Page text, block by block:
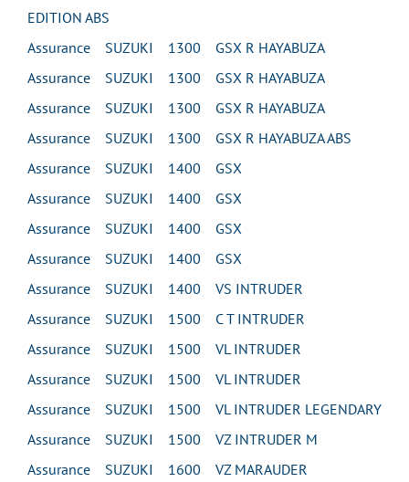
EDITION ABS
Assurance SUZUKI 1300 GSX R HAYABUZA
Assurance SUZUKI 1300 GSX R HAYABUZA
Assurance SUZUKI 1300 GSX R HAYABUZA
Assurance SUZUKI 1300 GSX R HAYABUZA ABS
Assurance SUZUKI 1400 GSX
Assurance SUZUKI 1400 GSX
Assurance SUZUKI 1400 GSX
Assurance SUZUKI 1400 GSX
Assurance SUZUKI 1400 VS INTRUDER
Assurance SUZUKI 1500 C T INTRUDER
Assurance SUZUKI 1500 VL INTRUDER
Assurance SUZUKI 1500 VL INTRUDER
Assurance SUZUKI 1500 VL INTRUDER LEGENDARY
Assurance SUZUKI 1500 VZ INTRUDER M
Assurance SUZUKI 1600 VZ MARAUDER